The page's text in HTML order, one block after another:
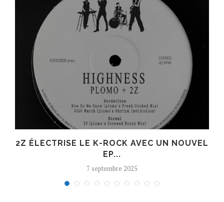
2Z ÉLECTRISE LE K-ROCK AVEC UN NOUVEL
EP...
7 septembre 2025